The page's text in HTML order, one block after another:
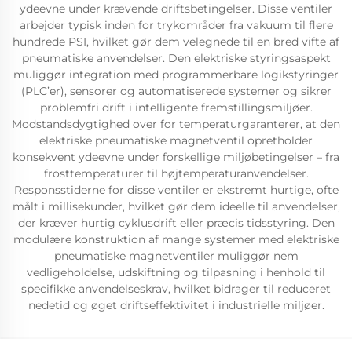
ydeevne under krævende driftsbetingelser. Disse ventiler
arbejder typisk inden for trykområder fra vakuum til flere
hundrede PSI, hvilket gør dem velegnede til en bred vifte af
pneumatiske anvendelser. Den elektriske styringsaspekt
muliggør integration med programmerbare logikstyringer
(PLC’er), sensorer og automatiserede systemer og sikrer
problemfri drift i intelligente fremstillingsmiljøer.
Modstandsdygtighed over for temperaturgaranterer, at den
elektriske pneumatiske magnetventil opretholder
konsekvent ydeevne under forskellige miljøbetingelser – fra
frosttemperaturer til højtemperaturanvendelser.
Responsstiderne for disse ventiler er ekstremt hurtige, ofte
målt i millisekunder, hvilket gør dem ideelle til anvendelser,
der kræver hurtig cyklusdrift eller præcis tidsstyring. Den
modulære konstruktion af mange systemer med elektriske
pneumatiske magnetventiler muliggør nem
vedligeholdelse, udskiftning og tilpasning i henhold til
specifikke anvendelseskrav, hvilket bidrager til reduceret
nedetid og øget driftseffektivitet i industrielle miljøer.